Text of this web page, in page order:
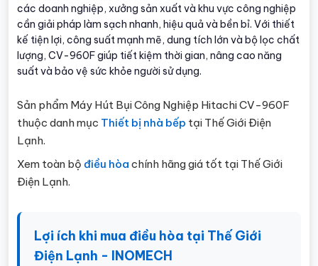
các doanh nghiệp, xưởng sản xuất và khu vực công nghiệp
cần giải pháp làm sạch nhanh, hiệu quả và bền bỉ. Với thiết
kế tiện lợi, công suất mạnh mẽ, dung tích lớn và bộ lọc chất
lượng, CV-960F giúp tiết kiệm thời gian, nâng cao năng
suất và bảo vệ sức khỏe người sử dụng.
Sản phẩm Máy Hút Bụi Công Nghiệp Hitachi CV-960F
thuộc danh mục Thiết bị nhà bếp tại Thế Giới Điện
Lạnh.
Xem toàn bộ điều hòa chính hãng giá tốt tại Thế Giới
Điện Lạnh.
Lợi ích khi mua điều hòa tại Thế Giới
Điện Lạnh - INOMECH